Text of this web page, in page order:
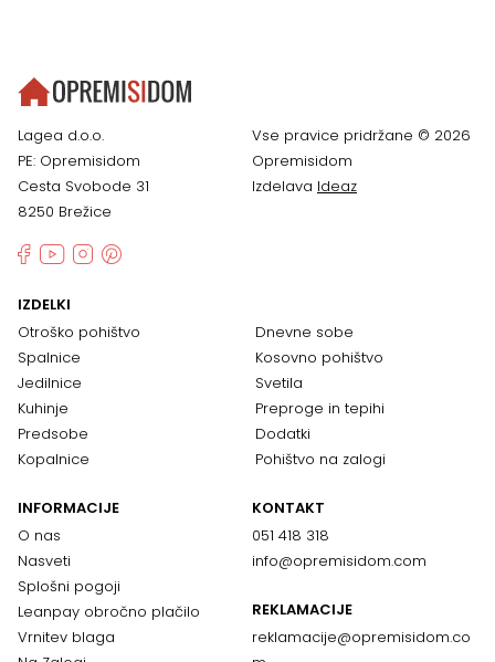
Lagea d.o.o.
PE: Opremisidom
Cesta Svobode 31
8250 Brežice
Vse pravice pridržane © 2026
Opremisidom
Izdelava Ideaz
IZDELKI
Otroško pohištvo
Spalnice
Jedilnice
Kuhinje
Predsobe
Kopalnice
Dnevne sobe
Kosovno pohištvo
Svetila
Preproge in tepihi
Dodatki
Pohištvo na zalogi
INFORMACIJE
O nas
Nasveti
Splošni pogoji
Leanpay obročno plačilo
Vrnitev blaga
KONTAKT
051 418 318
info@opremisidom.com
REKLAMACIJE
reklamacije@opremisidom.co